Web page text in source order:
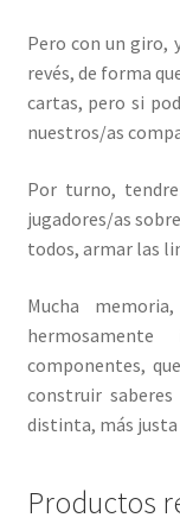
Pero con un giro,
revés, de forma
cartas, pero si
nuestros/as
Por turno,
jugadores/as
todos, armar las
Mucha
componentes,
construir
distinta, más justa
Productos